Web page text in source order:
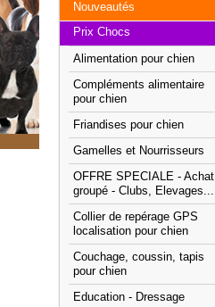
Nouveautés
Prix Chocs
Alimentation pour chien
Compléments alimentaire
pour chien
Friandises pour chien
Gamelles et Nourrisseurs
OFFRE SPECIALE - Achat
groupé - Clubs, Elevages...
Collier de repérage GPS
localisation pour chien
Couchage, coussin, tapis
pour chien
Education - Dressage